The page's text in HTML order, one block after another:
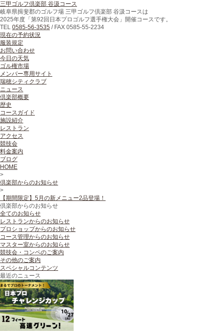
三甲ゴルフ倶楽部 谷汲コース
岐阜県揖斐郡のゴルフ場 三甲ゴルフ倶楽部 谷汲コースは
2025年度「第92回日本プロゴルフ選手権大会」開催コースです。
TEL 0585-56-3535 / FAX 0585-55-2234
現在の予約状況
服装規定
お問い合わせ
今日の天気
ゴル権市場
メンバー専用サイト
瑞穂シティクラブ
ニュース
倶楽部概要
歴史
コースガイド
施設紹介
レストラン
アクセス
競技会
料金案内
ブログ
HOME
>
倶楽部からのお知らせ
>
【期間限定】5月の新メニュー2品登場！
倶楽部からのお知らせ
全てのお知らせ
レストランからのお知らせ
プロショップからのお知らせ
コース管理からのお知らせ
マスター室からのお知らせ
競技会・コンペのご案内
その他のご案内
スペシャルコンテンツ
最近のニュース